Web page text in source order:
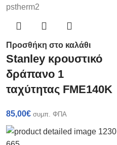
Προσθήκη στο καλάθι
Stanley κρουστικό
δράπανο 1
ταχύτητας FME140K
85,00€ συμπ. ΦΠΑ